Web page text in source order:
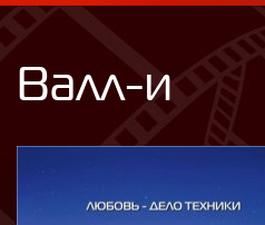
Валл-и